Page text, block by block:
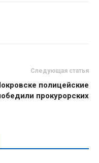
Следующая статья
полицейские
прокурорских